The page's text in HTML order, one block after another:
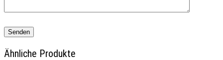
Ähnliche Produkte